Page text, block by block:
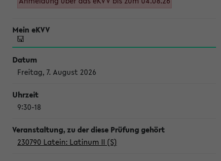
Freitag, 7. August 2026
9:30-18
230790 Latein: Latinum II (S)